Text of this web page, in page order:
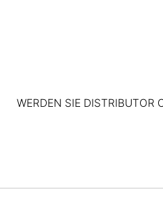
WERDEN SIE DISTRIBUTOR